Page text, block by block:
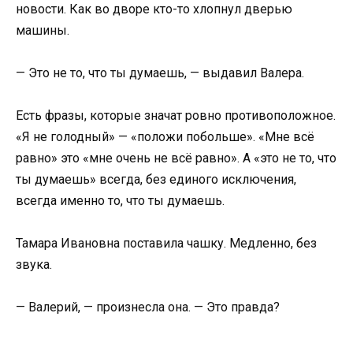
новости. Как во дворе кто-то хлопнул дверью
машины.
— Это не то, что ты думаешь, — выдавил Валера.
Есть фразы, которые значат ровно противоположное.
«Я не голодный» — «положи побольше». «Мне всё
равно» это «мне очень не всё равно». А «это не то, что
ты думаешь» всегда, без единого исключения,
всегда именно то, что ты думаешь.
Тамара Ивановна поставила чашку. Медленно, без
звука.
— Валерий, — произнесла она. — Это правда?